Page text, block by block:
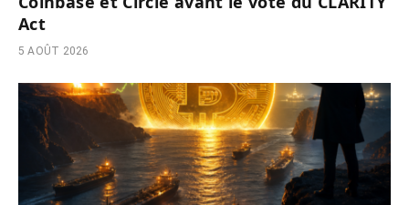
Act
5 AOÛT 2026